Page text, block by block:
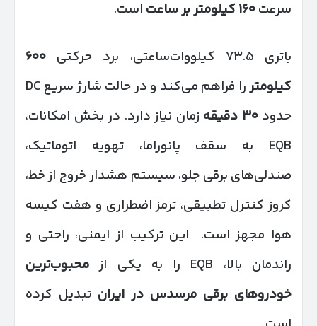
سرعت۱۶۰ کیلومتر بر ساعت است.
باتری ۷۳.۵ کیلووات‌ساعتی، برد حرکتی
۶۰۰
کیلومتر
را فراهم می‌کند و در حالت شارژ سریع DC
حدود۳۰ دقیقه زمان نیاز دارد. در بخش امکانات،
EQB به سقف پانوراما، تهویه اتوماتیک،
صندلی‌های برقی جلو، سیستم هشدار خروج از خط،
کروز کنترل تطبیقی، ترمز اضطراری و هفت کیسه
هوا مجهز است. این ترکیب از ایمنی، راحتی و
راندمان بالا، EQB را به یکی از
محبوب‌ترین
خودروهای برقی مرسدس در ایران تبدیل کرده